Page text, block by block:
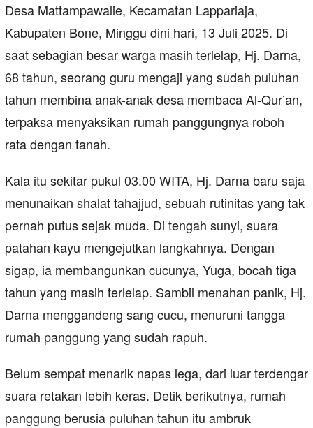
Desa Mattampawalie, Kecamatan Lappariaja,
Kabupaten Bone, Minggu dini hari, 13 Juli 2025. Di
saat sebagian besar warga masih terlelap, Hj. Darna,
68 tahun, seorang guru mengaji yang sudah puluhan
tahun membina anak-anak desa membaca Al-Qur’an,
terpaksa menyaksikan rumah panggungnya roboh
rata dengan tanah.
Kala itu sekitar pukul 03.00 WITA, Hj. Darna baru saja
menunaikan shalat tahajjud, sebuah rutinitas yang tak
pernah putus sejak muda. Di tengah sunyi, suara
patahan kayu mengejutkan langkahnya. Dengan
sigap, ia membangunkan cucunya, Yuga, bocah tiga
tahun yang masih terlelap. Sambil menahan panik, Hj.
Darna menggandeng sang cucu, menuruni tangga
rumah panggung yang sudah rapuh.
Belum sempat menarik napas lega, dari luar terdengar
suara retakan lebih keras. Detik berikutnya, rumah
panggung berusia puluhan tahun itu ambruk